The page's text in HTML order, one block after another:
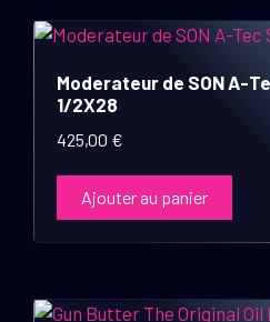
Moderateur de SON A-
1/2X28
425,00 €
Ajouter au panier